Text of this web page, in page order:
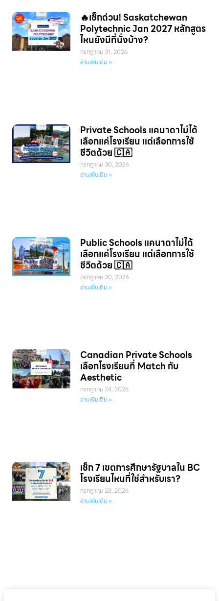
🔥เช็กด่วน! Saskatchewan
Polytechnic Jan 2027 หลักสูตร
ไหนยังมีที่นั่งบ้าง?
กรกฎาคม 31, 2026
อ่านเพิ่มเติม »
Private Schools แคนาดาไม่ได้
เลือกแค่โรงเรียน แต่เลือกการใช้
ชีวิตด้วย 🇨🇦
กรกฎาคม 30, 2026
อ่านเพิ่มเติม »
Public Schools แคนาดาไม่ได้
เลือกแค่โรงเรียน แต่เลือกการใช้
ชีวิตด้วย 🇨🇦
กรกฎาคม 30, 2026
อ่านเพิ่มเติม »
Canadian Private Schools
เลือกโรงเรียนที่ Match กับ
Aesthetic
กรกฎาคม 24, 2026
อ่านเพิ่มเติม »
เช็ก 7 เขตการศึกษารัฐบาลใน BC
โรงเรียนไหนที่ใช่สำหรับเรา?
กรกฎาคม 23, 2026
อ่านเพิ่มเติม »